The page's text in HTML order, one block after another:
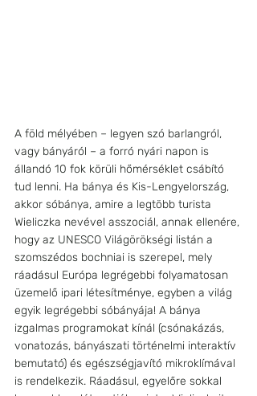
A föld mélyében – legyen szó barlangról,
vagy bányáról – a forró nyári napon is
állandó 10 fok körüli hőmérséklet csábító
tud lenni. Ha bánya és Kis-Lengyelország,
akkor sóbánya, amire a legtöbb turista
Wieliczka nevével asszociál, annak ellenére,
hogy az UNESCO Világörökségi listán a
szomszédos bochniai is szerepel, mely
ráadásul Európa legrégebbi folyamatosan
üzemelő ipari létesítménye, egyben a világ
egyik legrégebbi sóbányája! A bánya
izgalmas programokat kínál (csónakázás,
vonatozás, bányászati történelmi interaktív
bemutató) és egészségjavító mikroklímával
is rendelkezik. Ráadásul, egyelőre sokkal